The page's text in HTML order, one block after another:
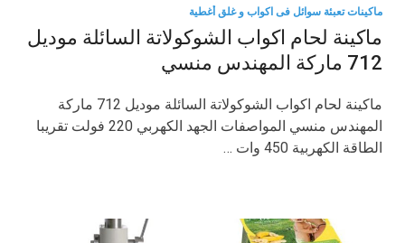
ماكينات تعبئة سوائل فى اكواب و غلق أغطية
ماكينة لحام اكواب الشوكولاتة السائلة موديل
712 ماركة المهندس منسي
ماكينة لحام اكواب الشوكولاتة السائلة موديل 712 ماركة
المهندس منسي المواصفات الجهد الكهربي 220 فولت تقريبا
الطاقة الكهربية 450 وات …